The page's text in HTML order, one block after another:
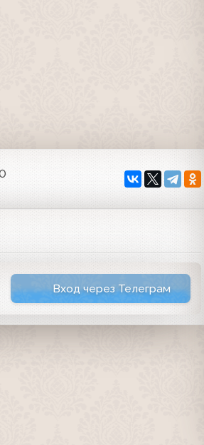
Вход через Телеграм